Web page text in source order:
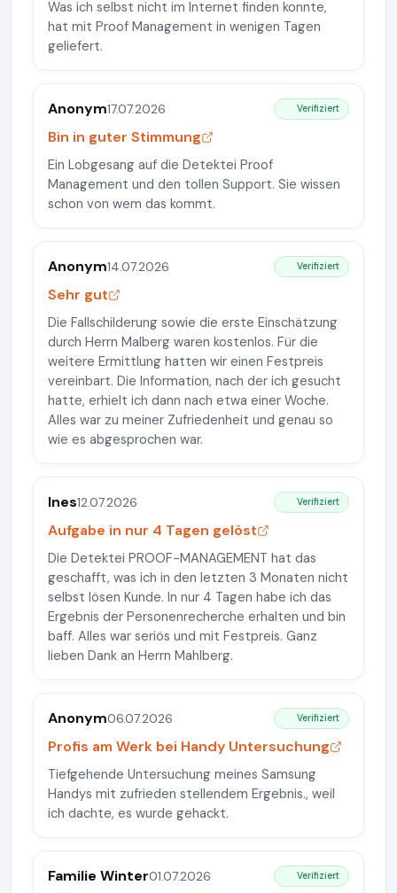
Was ich selbst nicht im Internet finden konnte,
hat mit Proof Management in wenigen Tagen
geliefert.
Anonym17.07.2026 Verifiziert
Bin in guter Stimmung
Ein Lobgesang auf die Detektei Proof
Management und den tollen Support. Sie wissen
schon von wem das kommt.
Anonym14.07.2026 Verifiziert
Sehr gut
Die Fallschilderung sowie die erste Einschätzung
durch Herrn Malberg waren kostenlos. Für die
weitere Ermittlung hatten wir einen Festpreis
vereinbart. Die Information, nach der ich gesucht
hatte, erhielt ich dann nach etwa einer Woche.
Alles war zu meiner Zufriedenheit und genau so
wie es abgesprochen war.
Ines12.07.2026 Verifiziert
Aufgabe in nur 4 Tagen gelöst
Die Detektei PROOF-MANAGEMENT hat das
geschafft, was ich in den letzten 3 Monaten nicht
selbst lösen Kunde. In nur 4 Tagen habe ich das
Ergebnis der Personenrecherche erhalten und bin
baff. Alles war seriös und mit Festpreis. Ganz
lieben Dank an Herrn Mahlberg.
Anonym06.07.2026 Verifiziert
Profis am Werk bei Handy Untersuchung
Tiefgehende Untersuchung meines Samsung
Handys mit zufrieden stellendem Ergebnis., weil
ich dachte, es wurde gehackt.
Familie Winter01.07.2026 Verifiziert